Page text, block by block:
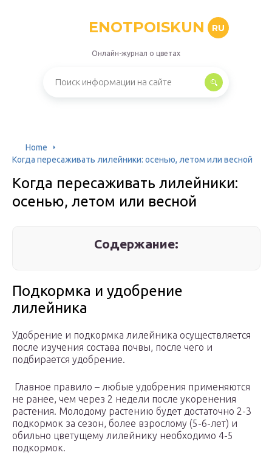
ENOTPOISKUN RU
Онлайн-журнал о цветах
Home
Когда пересаживать лилейники: осенью, летом или весной
Когда пересаживать лилейники:
осенью, летом или весной
Содержание:
Подкормка и удобрение
лилейника
Удобрение и подкормка лилейника осуществляется
после изучения состава почвы, после чего и
подбирается удобрение.
Главное правило – любые удобрения применяются
не ранее, чем через 2 недели после укоренения
растения. Молодому растению будет достаточно 2-3
подкормок за сезон, более взрослому (5-6-лет) и
обильно цветущему лилейнику необходимо 4-5
подкормок.